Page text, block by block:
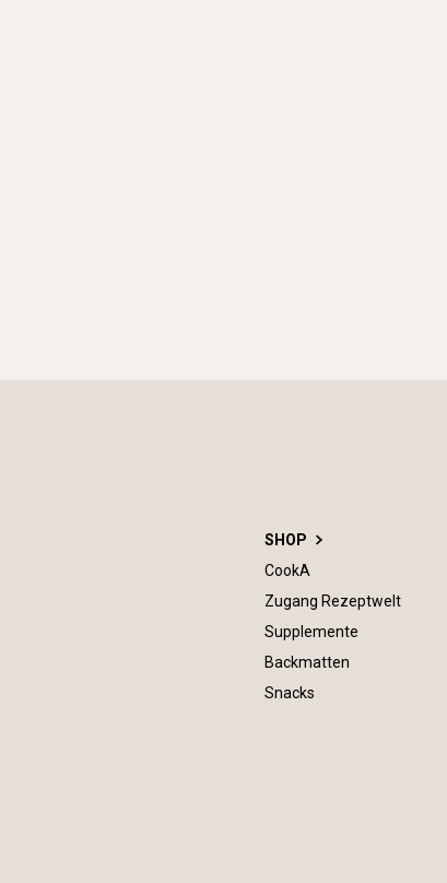
SHOP
CookA
Zugang Rezeptwelt
Supplemente
Backmatten
Snacks